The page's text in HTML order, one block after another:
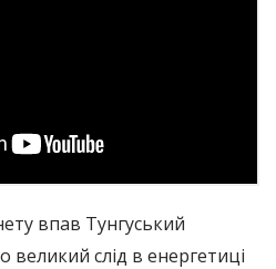
впав Тунгуський
слід в енергетиці